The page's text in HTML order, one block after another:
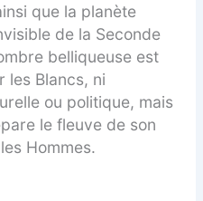
que la planète
de la Seconde
belliqueuse est
les Blancs, ni
ou politique, mais
le fleuve de son
Hommes.